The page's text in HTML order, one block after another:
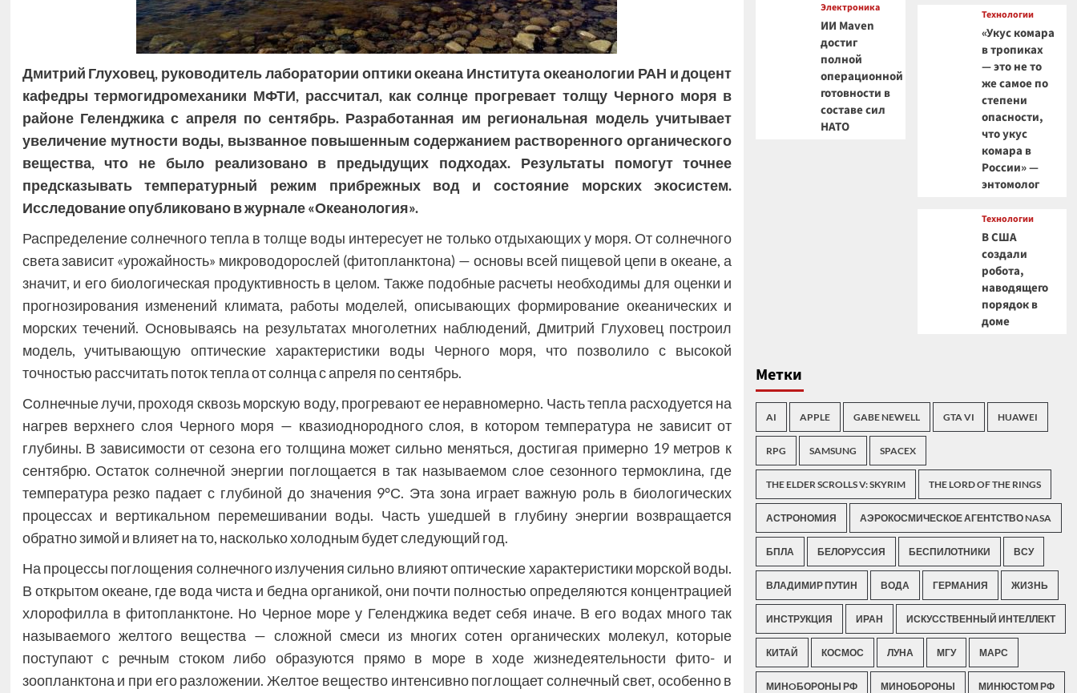
Дмитрий Глуховец, руководитель лаборатории оптики океана Института океанологии РАН и доцент
кафедры термогидромеханики МФТИ, рассчитал, как солнце прогревает толщу Черного моря в
районе Геленджика с апреля по сентябрь. Разработанная им региональная модель учитывает
увеличение мутности воды, вызванное повышенным содержанием растворенного органического
вещества, что не было реализовано в предыдущих подходах. Результаты помогут точнее
предсказывать температурный режим прибрежных вод и состояние морских экосистем.
Исследованиеопубликованов журнале«Океанология».
Распределение солнечного тепла в толще воды интересует не только отдыхающих у моря. От солнечного
света зависит «урожайность» микроводорослей (фитопланктона) — основы всей пищевой цепи в океане, а
значит, и его биологическая продуктивность в целом. Также подобные расчеты необходимы для оценки и
прогнозирования изменений климата, работы моделей, описывающих формирование океанических и
морских течений. Основываясь на результатах многолетних наблюдений, Дмитрий Глуховец построил
модель, учитывающую оптические характеристики воды Черного моря, что позволило с высокой
точностью рассчитать поток тепла от солнца с апреля по сентябрь.
Солнечные лучи, проходя сквозь морскую воду, прогревают ее неравномерно. Часть тепла расходуется на
нагрев верхнего слоя Черного моря — квазиоднородного слоя, в котором температура не зависит от
глубины. В зависимости от сезона его толщина может сильно меняться, достигая примерно 19 метров к
сентябрю. Остаток солнечной энергии поглощается в так называемом слое сезонного термоклина, где
температура резко падает с глубиной до значения 9°С. Эта зона играет важную роль в биологических
процессах и вертикальном перемешивании воды. Часть ушедшей в глубину энергии возвращается
обратно зимой и влияет на то, насколько холодным будет следующий год.
На процессы поглощения солнечного излучения сильно влияют оптические характеристики морской воды.
В открытом океане, где вода чиста и бедна органикой, они почти полностью определяются концентрацией
хлорофилла в фитопланктоне. Но Черное море у Геленджика ведет себя иначе. В его водах много так
называемого желтого вещества — сложной смеси из многих сотен органических молекул, которые
поступают с речным стоком либо образуются прямо в море в ходе жизнедеятельности фито- и
зоопланктона и при его разложении. Желтое вещество интенсивно поглощает солнечный свет, особенно в
Электроника
ИИ Maven
достиг
полной
операционной
готовности в
составе сил
НАТО
Технологии
«Укус комара
в тропиках
— это не то
же самое по
степени
опасности,
что укус
комара в
России» —
энтомолог
Технологии
В США
создали
робота,
наводящего
порядок в
доме
Метки
AI APPLE GABE NEWELL GTA VI HUAWEI
RPG SAMSUNG SPACEX
THE ELDER SCROLLS V: SKYRIM THE LORD OF THE RINGS
АСТРОНОМИЯ АЭРОКОСМИЧЕСКОЕ АГЕНТСТВО NASA
БПЛА БЕЛОРУССИЯ БЕСПИЛОТНИКИ ВСУ
ВЛАДИМИР ПУТИН ВОДА ГЕРМАНИЯ ЖИЗНЬ
ИНСТРУКЦИЯ ИРАН ИСКУССТВЕННЫЙ ИНТЕЛЛЕКТ
КИТАЙ КОСМОС ЛУНА МГУ МАРС
МИНOБОРОНЫ РФ МИНОБОРОНЫ МИНЮСТОМ РФ